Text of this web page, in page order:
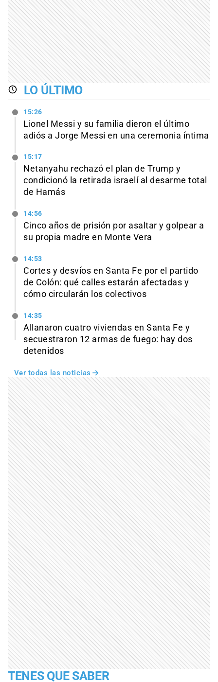
LO ÚLTIMO
15:26
Lionel Messi y su familia dieron el último
adiós a Jorge Messi en una ceremonia íntima
15:17
Netanyahu rechazó el plan de Trump y
condicionó la retirada israelí al desarme total
de Hamás
14:56
Cinco años de prisión por asaltar y golpear a
su propia madre en Monte Vera
14:53
Cortes y desvíos en Santa Fe por el partido
de Colón: qué calles estarán afectadas y
cómo circularán los colectivos
14:35
Allanaron cuatro viviendas en Santa Fe y
secuestraron 12 armas de fuego: hay dos
detenidos
Ver todas las noticias
TENES QUE SABER